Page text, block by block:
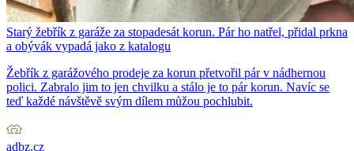
Starý žebřík z garáže za stopadesát korun. Pár ho natřel, přidal prkna
a obývák vypadá jako z katalogu
Žebřík z garážového prodeje za korun přetvořil pár v nádhernou
polici. Zabralo jim to jen chvilku a stálo je to pár korun. Navíc se
teď každé návštěvě svým dílem můžou pochlubit.
adbz.cz